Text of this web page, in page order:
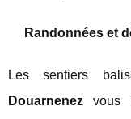
Randonnées et
Les sentiers
Douarnenez vous